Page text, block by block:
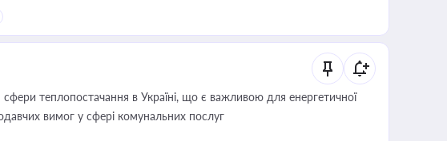
теплопостачання в Україні, що є важливою для енергетичної
вимог у сфері комунальних послуг